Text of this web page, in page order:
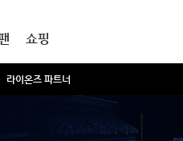
라이온즈 파트너
쇼핑